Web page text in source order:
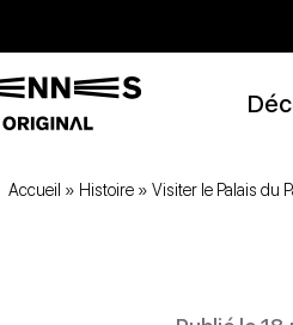
Accueil » Histoire » Visiter le Palais du